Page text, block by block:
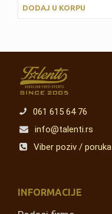
DODAJ U KORPU
061 615 64 76
info@talenti.rs
Viber poziv / poruka
INFORMACIJE